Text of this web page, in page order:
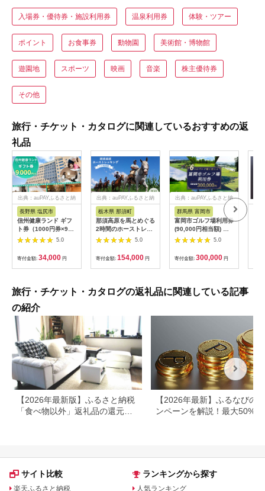
入場券・優待券・施設利用券 温泉利用券 体験・ツアー
ポイント お食事券 動物園 美術館・博物館
遊園地 スポーツ 映画 音楽 株主優待券
その他
旅行・チケット・カタログに関連しているおすすめの返
礼品
出典：auPAYふるさと納
長野県 塩尻市
信州健康ランド ギフ
ト券（1000円券×9
枚） | 信州健康ランド
サウナ 大浴場 ボディ
ケア リラクゼーショ
ン 施設 宿泊 家族連れ
長野県 塩尻市
5.0
寄付金額: 34,000 円
出典：auPAYふるさと納
栃木県 那須町
那須高原を馬とめぐる
2時間のホーストレッ
キング 外乗ペア利用
券【平日限定】チケッ
ト 利用券 ペア 体験
乗馬 初心者歓迎〔P-
100〕
5.0
寄付金額: 154,000 円
出典：auPAYふるさと納
群馬県 富岡市
富岡市ゴルフ場利用券
(90,000円相当額) ゴ
ルフ チケット 平日 土
日 祝日 プレー券 関東
群馬県 首都圏 F20E-
350
5.0
寄付金額: 300,000 円
旅行・チケット・カタログの返礼品に関連している記事
の紹介
【2026年最新版】ふるさと納税
「食べ物以外」返礼品の還元率
【2026年最新】ふるなびの
ンペーンを解説！最大50%還
サイト比較
楽天ふるさと納税
ランキングから探す
人気ランキング